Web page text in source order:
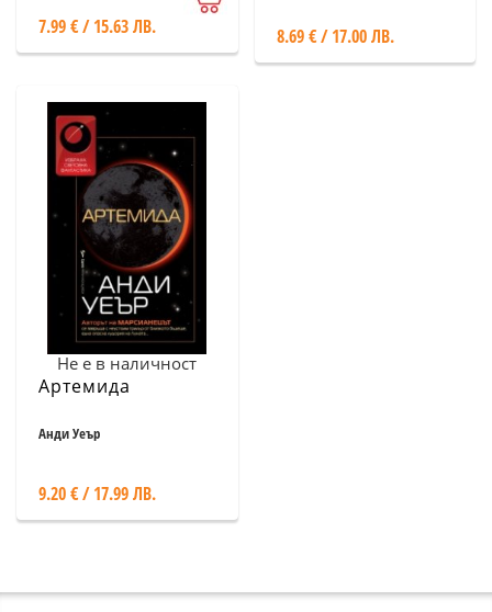
7.99 € / 15.63 ЛВ. 8.69 € / 17.00 ЛВ.
Не е в наличност
Артемида
Анди Уеър
9.20 € / 17.99 ЛВ.